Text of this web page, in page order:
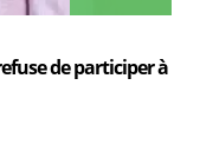
de participer à